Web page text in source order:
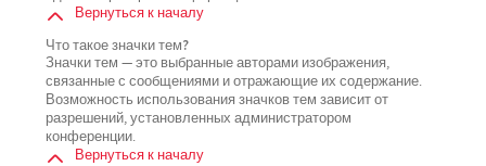
Вернуться к началу
Что такое значки тем?
Значки тем — это выбранные авторами изображения,
связанные с сообщениями и отражающие их содержание.
Возможность использования значков тем зависит от
разрешений, установленных администратором
конференции.
Вернуться к началу